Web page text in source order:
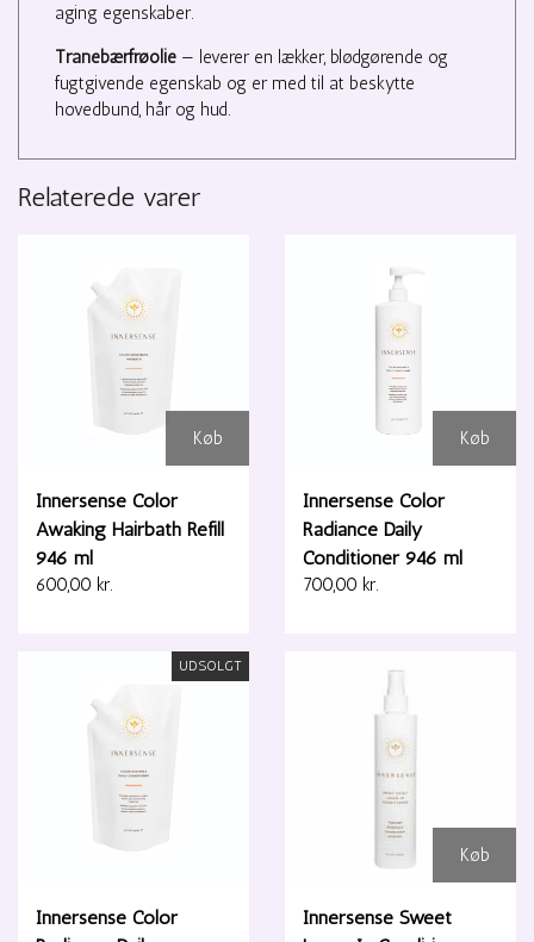
aging egenskaber.
Tranebærfrøolie — leverer en lækker, blødgørende og
fugtgivende egenskab og er med til at beskytte
hovedbund, hår og hud.
Relaterede varer
Køb
Innersense Color
Awaking Hairbath Refill
946 ml
600,00 kr.
Køb
Innersense Color
Radiance Daily
Conditioner 946 ml
700,00 kr.
UDSOLGT
Innersense Color
Køb
Innersense Sweet